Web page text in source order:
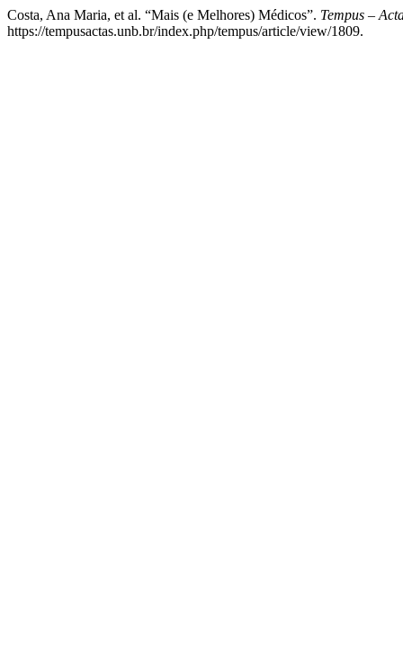
Costa, Ana Maria, et al. “Mais (e Melhores) Médicos”. Tempus –
https://tempusactas.unb.br/index.php/tempus/article/view/1809.